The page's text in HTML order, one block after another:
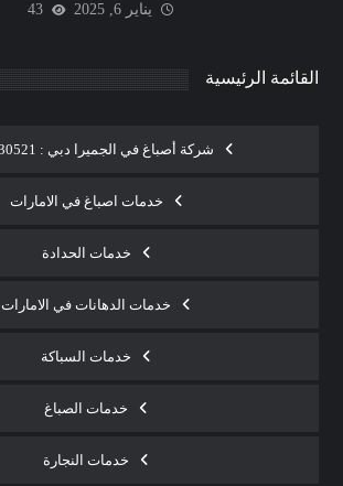
يناير 6, 2025
43
القائمة الرئيسية
شركة أصباغ في الجميرا دبي : 0565930521
خدمات اصباغ في الامارات
خدمات الحدادة
خدمات الدهانات في الامارات
خدمات السباكة
خدمات الصباغ
خدمات النجارة